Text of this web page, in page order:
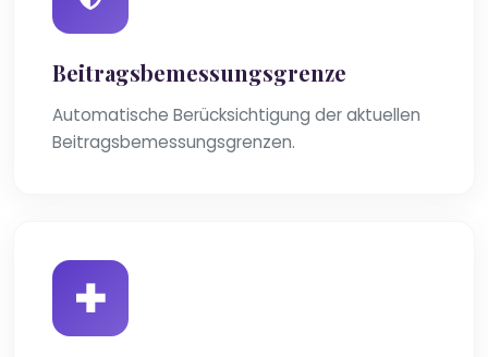
Beitragsbemessungsgrenze
Automatische Berücksichtigung der aktuellen
Beitragsbemessungsgrenzen.